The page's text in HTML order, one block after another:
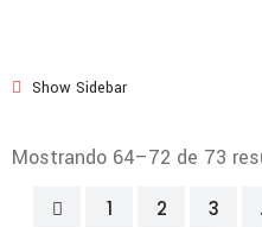
Show Sidebar
Mostrando 64–72 de 73
1 2 3